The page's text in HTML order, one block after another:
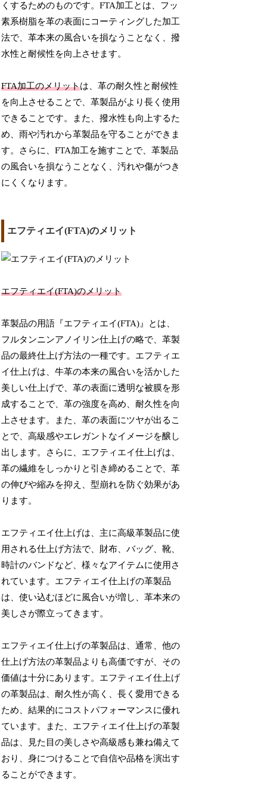
くするためのものです。FTA加工とは、フッ
素系樹脂を革の表面にコーティングした加工
法で、革本来の風合いを損なうことなく、撥
水性と耐候性を向上させます。
FTA加工のメリットは、革の耐久性と耐候性
を向上させることで、革製品がより長く使用
できることです。また、撥水性も向上するた
め、雨や汚れから革製品を守ることができま
す。さらに、FTA加工を施すことで、革製品
の風合いを損なうことなく、汚れや傷がつき
にくくなります。
エフティエイ(FTA)のメリット
エフティエイ(FTA)のメリット
革製品の用語『エフティエイ(FTA)』とは、
フルタンニンアノイリン仕上げの略で、革製
品の最終仕上げ方法の一種です。エフティエ
イ仕上げは、牛革の本来の風合いを活かした
美しい仕上げで、革の表面に透明な被膜を形
成することで、革の強度を高め、耐久性を向
上させます。また、革の表面にツヤが出るこ
とで、高級感やエレガントなイメージを醸し
出します。さらに、エフティエイ仕上げは、
革の繊維をしっかりと引き締めることで、革
の伸びや縮みを抑え、型崩れを防ぐ効果があ
ります。
エフティエイ仕上げは、主に高級革製品に使
用される仕上げ方法で、財布、バッグ、靴、
時計のバンドなど、様々なアイテムに使用さ
れています。エフティエイ仕上げの革製品
は、使い込むほどに風合いが増し、革本来の
美しさが際立ってきます。
エフティエイ仕上げの革製品は、通常、他の
仕上げ方法の革製品よりも高価ですが、その
価値は十分にあります。エフティエイ仕上げ
の革製品は、耐久性が高く、長く愛用できる
ため、結果的にコストパフォーマンスに優れ
ています。また、エフティエイ仕上げの革製
品は、見た目の美しさや高級感も兼ね備えて
おり、身につけることで自信や品格を演出す
ることができます。